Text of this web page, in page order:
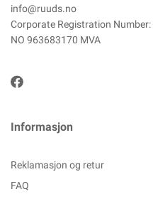
info@ruuds.no
Corporate Registration Number:
NO 963683170 MVA
Informasjon
Reklamasjon og retur
FAQ